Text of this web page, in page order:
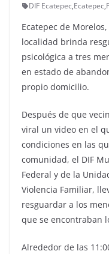
DIF Ecatepec,Ecatepec,
Ecatepec de
localidad brinda
psicológica a tres
en estado de
propio domicilio.
Después de que
viral un video en el
condiciones en las
comunidad, el DIF
Federal y de la
Violencia Familiar,
resguardar a los
que se encontraban
Alrededor de las